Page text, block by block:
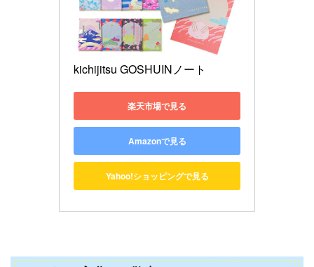
kichijitsu GOSHUINノート
楽天市場で見る
Amazonで見る
Yahoo!ショッピングで見る